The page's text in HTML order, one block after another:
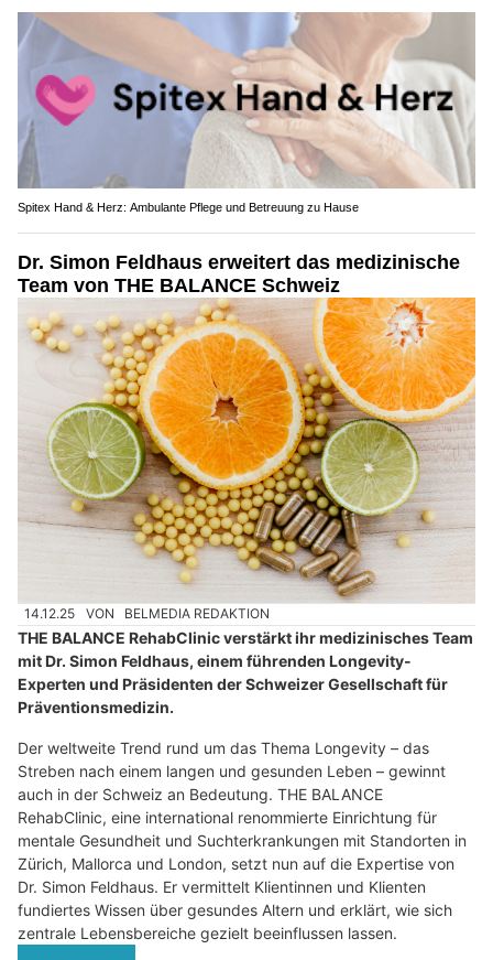
Spitex Hand & Herz: Ambulante Pflege und Betreuung zu Hause
Dr. Simon Feldhaus erweitert das medizinische
Team von THE BALANCE Schweiz
14.12.25 VON BELMEDIA REDAKTION
THE BALANCE RehabClinic verstärkt ihr medizinisches Team
mit Dr. Simon Feldhaus, einem führenden Longevity-
Experten und Präsidenten der Schweizer Gesellschaft für
Präventionsmedizin.
Der weltweite Trend rund um das Thema Longevity – das
Streben nach einem langen und gesunden Leben – gewinnt
auch in der Schweiz an Bedeutung. THE BALANCE
RehabClinic, eine international renommierte Einrichtung für
mentale Gesundheit und Suchterkrankungen mit Standorten in
Zürich, Mallorca und London, setzt nun auf die Expertise von
Dr. Simon Feldhaus. Er vermittelt Klientinnen und Klienten
fundiertes Wissen über gesundes Altern und erklärt, wie sich
zentrale Lebensbereiche gezielt beeinflussen lassen.